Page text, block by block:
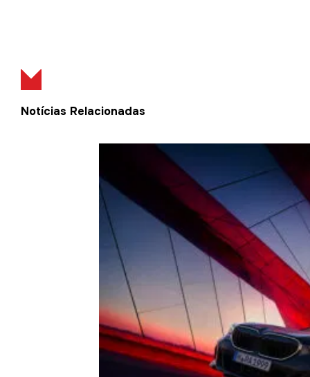
Notícias Relacionadas